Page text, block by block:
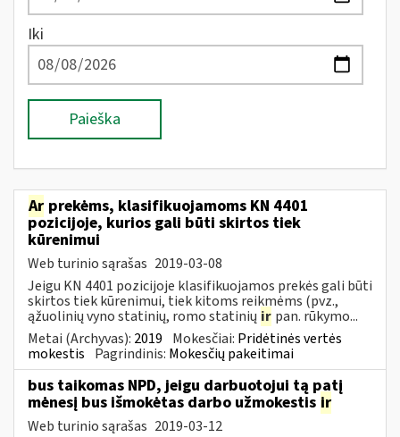
Iki
Paieška
Ar prekėms, klasifikuojamoms KN 4401
pozicijoje, kurios gali būti skirtos tiek
kūrenimui
Web turinio sąrašas 2019-03-08
Jeigu KN 4401 pozicijoje klasifikuojamos prekės gali būti
skirtos tiek kūrenimui, tiek kitoms reikmėms (pvz.,
ąžuolinių vyno statinių, romo statinių ir pan. rūkymo...
Metai (Archyvas): 2019 Mokesčiai: Pridėtinės vertės
mokestis Pagrindinis: Mokesčių pakeitimai
bus taikomas NPD, jeigu darbuotojui tą patį
mėnesį bus išmokėtas darbo užmokestis ir
Web turinio sąrašas 2019-03-12